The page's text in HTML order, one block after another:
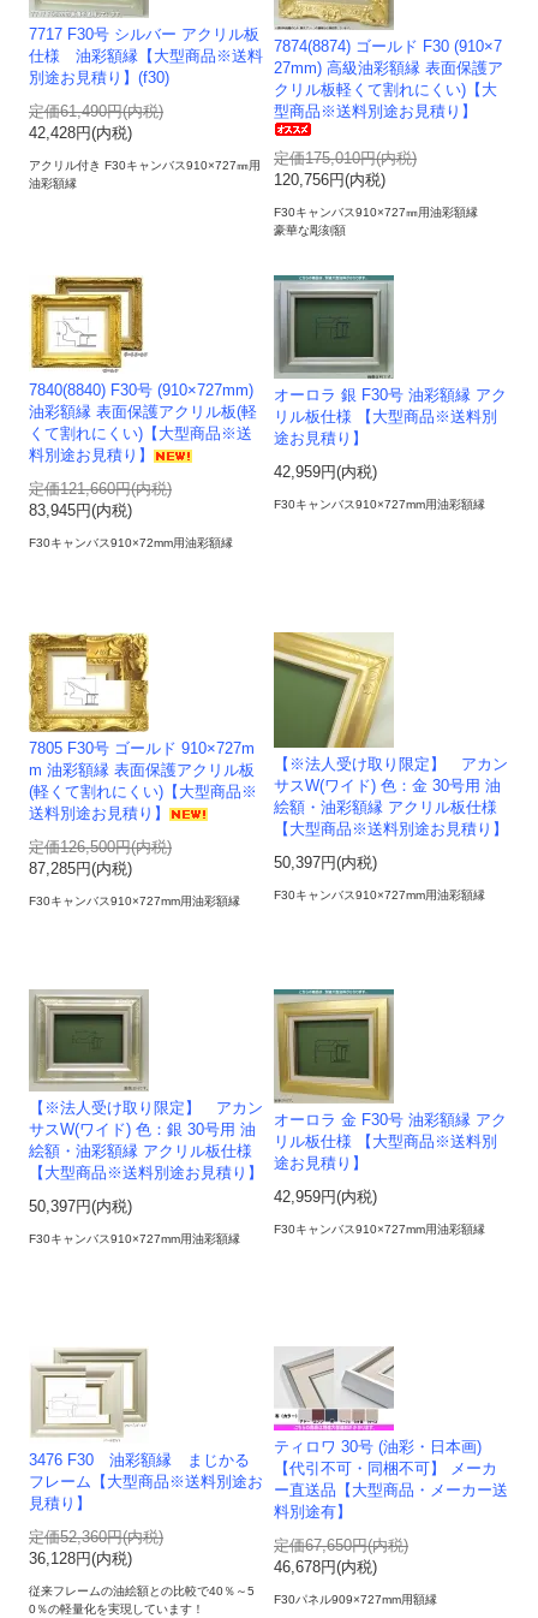
7717 F30号 シルバー アクリル板
仕様 油彩額縁【大型商品※送料
別途お見積り】(f30)
定価61,490円(内税)
42,428円(内税)
アクリル付き F30キャンバス910×727㎜用
油彩額縁
7874(8874) ゴールド F30 (910×7
27mm) 高級油彩額縁 表面保護ア
クリル板軽くて割れにくい)【大
型商品※送料別途お見積り】
定価175,010円(内税)
120,756円(内税)
F30キャンバス910×727㎜用油彩額縁
豪華な彫刻額
7840(8840) F30号 (910×727mm)
油彩額縁 表面保護アクリル板(軽
くて割れにくい)【大型商品※送
料別途お見積り】
定価121,660円(内税)
83,945円(内税)
F30キャンバス910×72mm用油彩額縁
オーロラ 銀 F30号 油彩額縁 アク
リル板仕様 【大型商品※送料別
途お見積り】
42,959円(内税)
F30キャンバス910×727mm用油彩額縁
7805 F30号 ゴールド 910×727m
m 油彩額縁 表面保護アクリル板
(軽くて割れにくい)【大型商品※
送料別途お見積り】
定価126,500円(内税)
87,285円(内税)
F30キャンバス910×727mm用油彩額縁
【※法人受け取り限定】 アカン
サスW(ワイド) 色：金 30号用 油
絵額・油彩額縁 アクリル板仕様
【大型商品※送料別途お見積り】
50,397円(内税)
F30キャンバス910×727mm用油彩額縁
【※法人受け取り限定】 アカン
サスW(ワイド) 色：銀 30号用 油
絵額・油彩額縁 アクリル板仕様
【大型商品※送料別途お見積り】
50,397円(内税)
F30キャンバス910×727mm用油彩額縁
オーロラ 金 F30号 油彩額縁 アク
リル板仕様 【大型商品※送料別
途お見積り】
42,959円(内税)
F30キャンバス910×727mm用油彩額縁
3476 F30 油彩額縁 まじかる
フレーム【大型商品※送料別途お
見積り】
定価52,360円(内税)
36,128円(内税)
従来フレームの油絵額との比較で40％～5
0％の軽量化を実現しています！
ティロワ 30号 (油彩・日本画)
【代引不可・同梱不可】 メーカ
ー直送品【大型商品・メーカー送
料別途有】
定価67,650円(内税)
46,678円(内税)
F30パネル909×727mm用額縁